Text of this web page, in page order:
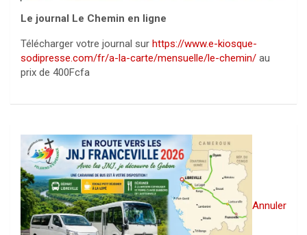
Le journal Le Chemin en ligne
Télécharger votre journal sur https://www.e-kiosque-
sodipresse.com/fr/a-la-carte/mensuelle/le-chemin/ au
prix de 400Fcfa
Annuler